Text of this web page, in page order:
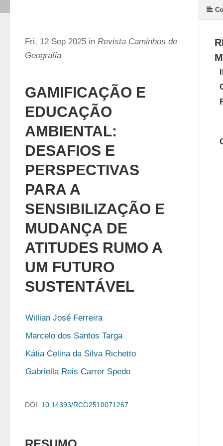
Fri, 12 Sep 2025 in Revista Caminhos de
Geografia
GAMIFICAÇÃO E
EDUCAÇÃO
AMBIENTAL:
DESAFIOS E
PERSPECTIVAS
PARA A
SENSIBILIZAÇÃO E
MUDANÇA DE
ATITUDES RUMO A
UM FUTURO
SUSTENTÁVEL
Willian José Ferreira
Marcelo dos Santos Targa
Kátia Celina da Silva Richetto
Gabriella Reis Carrer Spedo
DOI: 10.14393/RCG2510071267